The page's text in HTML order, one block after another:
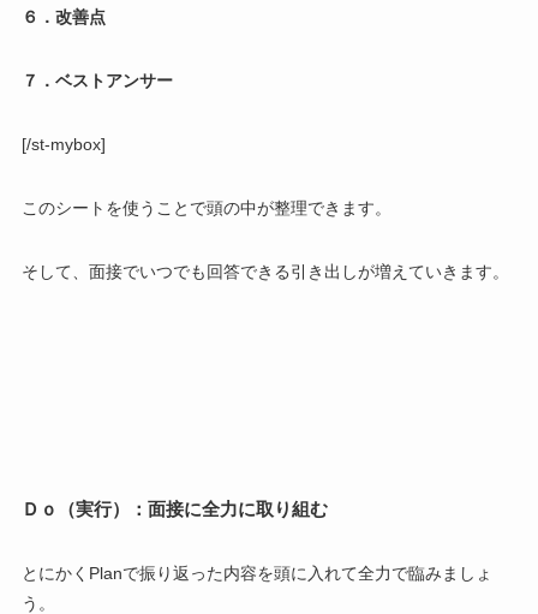
６．改善点
７．ベストアンサー
[/st-mybox]
このシートを使うことで頭の中が整理できます。
そして、面接でいつでも回答できる引き出しが増えていきます。
Ｄｏ（実行）：面接に全力に取り組む
とにかくPlanで振り返った内容を頭に入れて全力で臨みましょ
う。